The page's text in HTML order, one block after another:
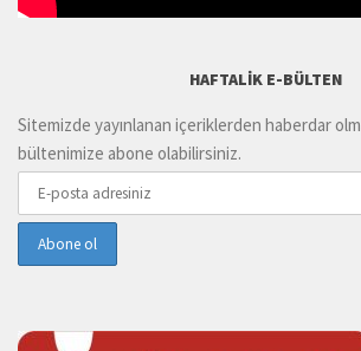
HAFTALIK E-BÜLTEN
Sitemizde yayınlanan içeriklerden haberdar
bültenimize abone olabilirsiniz.